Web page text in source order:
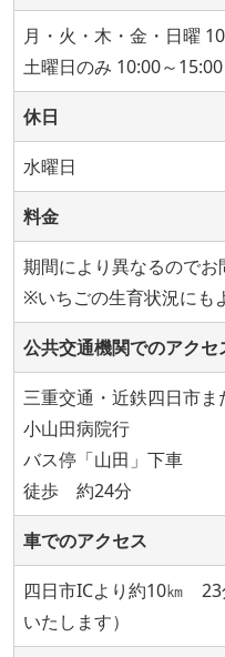
月・火・木・金・日曜
土曜日のみ 10:00～15:00
休日
水曜日
料金
期間により異なるのでお
※いちごの生育状況にも
公共交通機関でのアクセ
三重交通・近鉄四日市
小山田病院行
バス停「山田」下車
徒歩 約24分
車でのアクセス
四日市ICより約10㎞ 23
いたします）